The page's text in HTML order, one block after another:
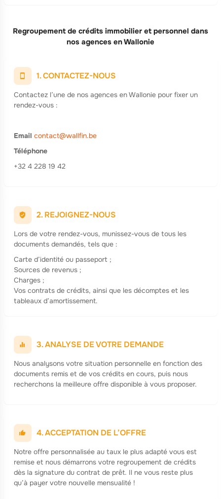
Regroupement de crédits immobilier et personnel dans
nos agences en Wallonie
1. CONTACTEZ-NOUS
Contactez l’une de nos agences en Wallonie pour fixer un
rendez-vous :
Email contact@wallfin.be
Téléphone
+32 4 228 19 42
2. REJOIGNEZ-NOUS
Lors de votre rendez-vous, munissez-vous de tous les
documents demandés, tels que :
Carte d’identité ou passeport ;
Sources de revenus ;
Charges ;
Vos contrats de crédits, ainsi que les décomptes et les
tableaux d’amortissement.
3. ANALYSE DE VOTRE DEMANDE
Nous analysons votre situation personnelle en fonction des
documents remis et de vos crédits en cours, puis nous
recherchons la meilleure offre disponible à vous proposer.
4. ACCEPTATION DE L’OFFRE
Notre offre personnalisée au taux le plus adapté vous est
remise et nous démarrons votre regroupement de crédits
dès la signature du contrat de prêt. Il ne vous reste plus
qu’à payer votre nouvelle mensualité !